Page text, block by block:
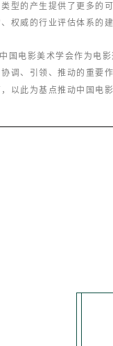
型的产生提供了更多的
权威的行业评估体系的
中国电影美术学会作为电
调、引领、推动的重要作
以此为基点推动中国电